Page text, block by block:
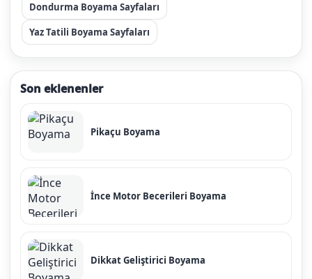
Dondurma Boyama Sayfaları
Yaz Tatili Boyama Sayfaları
Son eklenenler
Pikaçu Boyama
İnce Motor Becerileri Boyama
Dikkat Geliştirici Boyama